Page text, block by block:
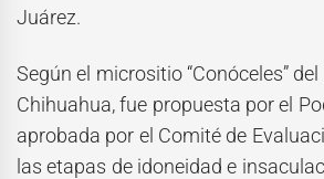
Juárez.
Según el micrositio “Conóceles” del
Chihuahua, fue propuesta por el
aprobada por el Comité de
las etapas de idoneidad e